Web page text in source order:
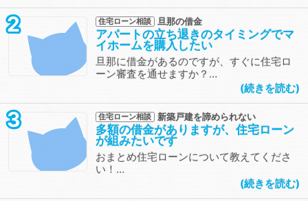
2 住宅ローン相談 旦那の借金
アパートの立ち退きのタイミングでマ
イホームを購入したい
旦那に借金があるのですが、すぐに住宅ロ
ーン審査を通せますか？…
続きを読む
3 住宅ローン相談 新築戸建を諦められない
多額の借金がありますが、住宅ローン
が組みたいです
おまとめ住宅ローンについて教えてくださ
い！…
続きを読む